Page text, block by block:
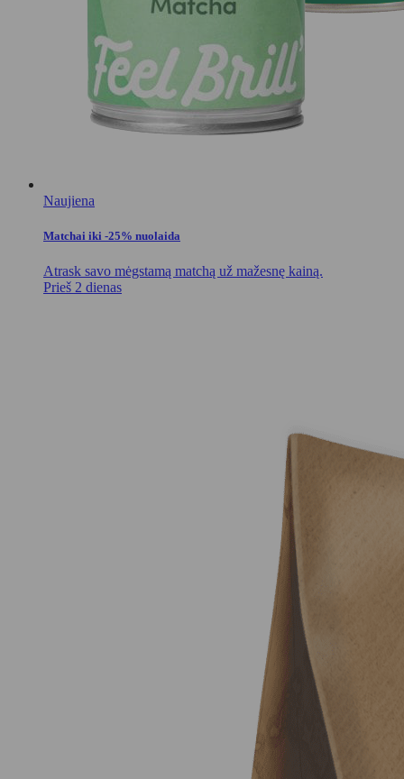
Naujiena
Matchai iki -25% nuolaida
Atrask savo mėgstamą matchą už mažesnę kainą.
Prieš 2 dienas